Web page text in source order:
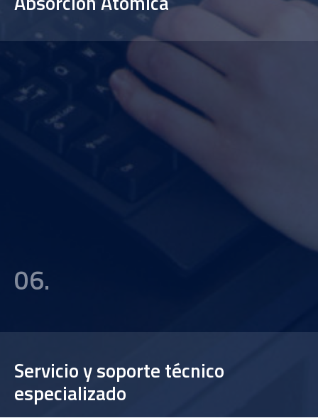
06.
Servicio y soporte técnico
especializado